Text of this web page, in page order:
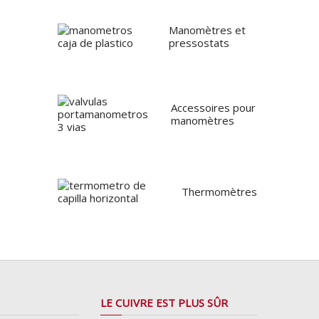
Manomètres et
pressostats
Accessoires pour
manomètres
Thermomètres
LE CUIVRE EST PLUS SÛR